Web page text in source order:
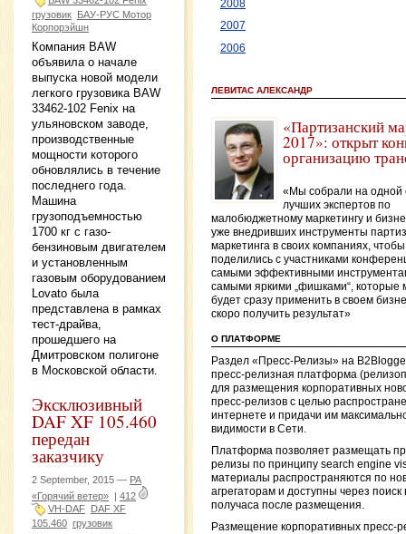
грузовик БАУ-РУС Мотор
Корпорэйшн
Компания BAW
объявила о начале
выпуска новой модели
легкого грузовика BAW
33462-102 Fenix на
ульяновском заводе,
производственные
мощности которого
обновлялись в течение
последнего года.
Машина
грузоподъемностью
1700 кг с газо-
бензиновым двигателем
и установленным
газовым оборудованием
Lovato была
представлена в рамках
тест-драйва,
прошедшего на
Дмитровском полигоне
в Московской области.
Эксклюзивный
DAF XF 105.460
передан
заказчику
2 September, 2015 — РА
«Горячий ветер» | 412
VH-DAF DAF XF
105.460 грузовик
2008
2007
2006
ЛЕВИТАС АЛЕКСАНДР
«Партизанский
2017»: открыт
организацию
«Мы собрали на одной
лучших экспертов по
малобюджетному маркетингу и
уже внедривших инструменты
маркетинга в своих компаниях,
поделились с участниками
самыми эффективными
самыми яркими „фишками“, которые
будет сразу применить в своем
скоро получить результат»
О ПЛАТФОРМЕ
Раздел «Пресс-Релизы» на
пресс-релизная платформа
для размещения корпоративных
пресс-релизов с целью
интернете и придачи им
видимости в Сети.
Платформа позволяет размещать
релизы по принципу search engine
материалы распространяются по
агрегаторам и доступны через поиск
получаса после размещения.
Размещение корпоративных пресс-